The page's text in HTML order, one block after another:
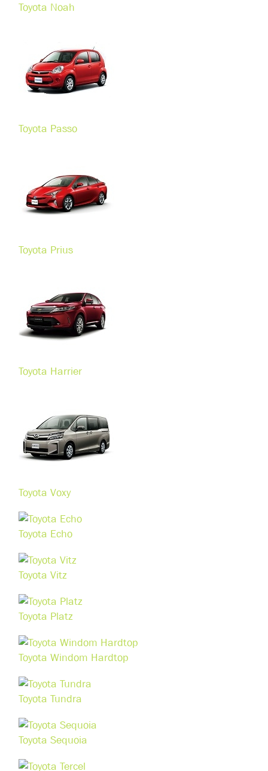
Toyota Noah
Toyota Passo
Toyota Prius
Toyota Harrier
Toyota Voxy
Toyota Echo
Toyota Vitz
Toyota Platz
Toyota Windom Hardtop
Toyota Tundra
Toyota Sequoia